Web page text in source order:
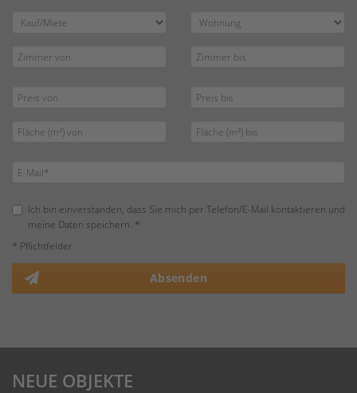
Ich bin einverstanden, dass Sie mich per Telefon/E-Mail kontaktieren und
meine Daten speichern. *
* Pflichtfelder
Absenden
NEUE OBJEKTE